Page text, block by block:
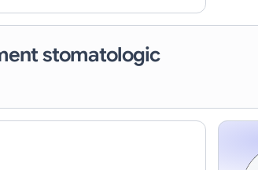
stomatologic